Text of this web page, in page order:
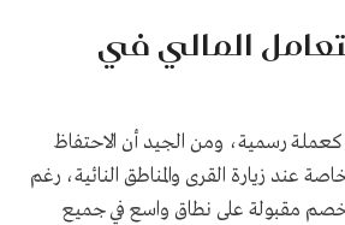
المالي في
كعملة رسمية، ومن الجيد أن الاحتفاظ
عند زيارة القرى والمناطق النائية، رغم
مقبولة على نطاق واسع في جميع